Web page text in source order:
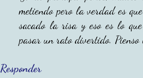
metiendo pero la verdad es
sacado la risa y eso es lo
pasar un rato divertido.
Responder